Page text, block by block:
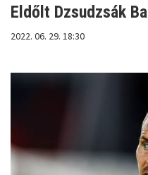
Eldőlt Dzsudzsák
2022. 06. 29. 18:30